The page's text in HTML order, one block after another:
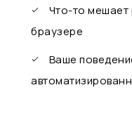
Что-то
браузере
Ваше